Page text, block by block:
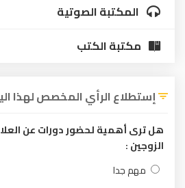
المكتبة الصوتية
مكتبة الكتب
إستطلاع الرأي المخصص لهذا
هل ترى أهمية لحضور دورات عن
الزوجين :
مهم جدا